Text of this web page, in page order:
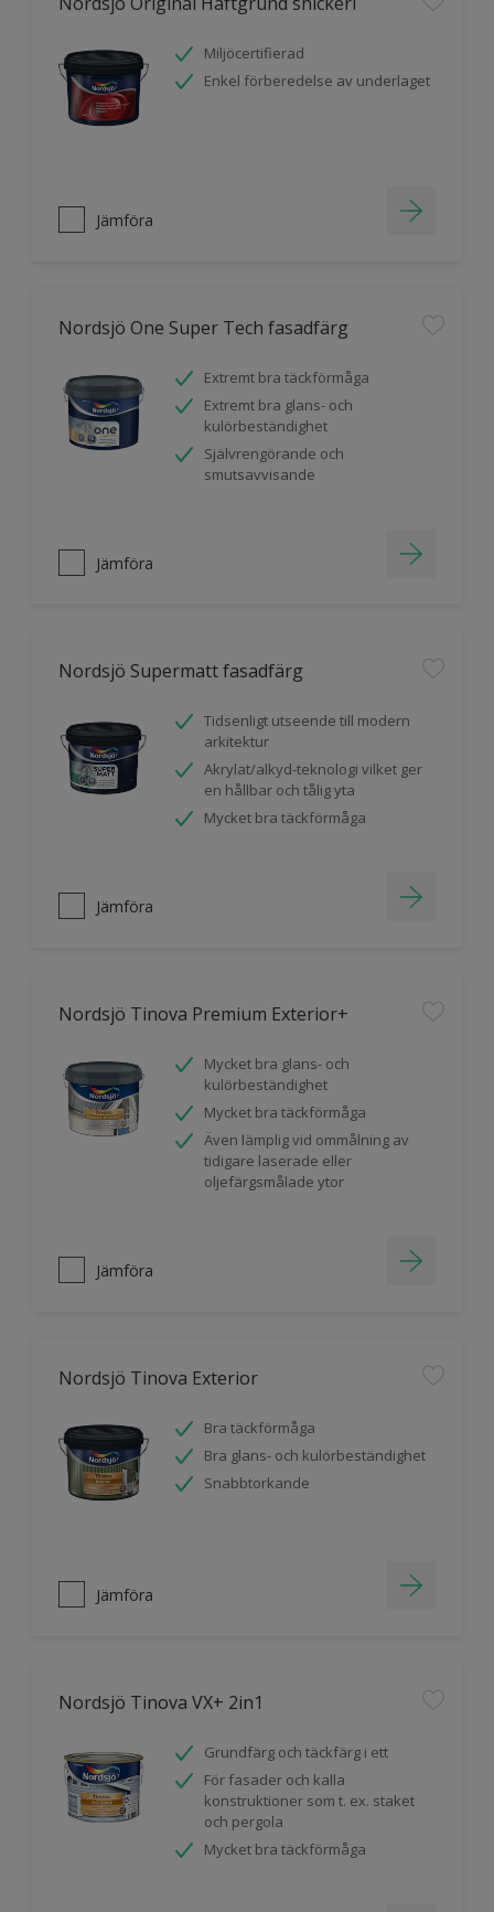
Miljöcertifierad
Enkel förberedelse av underlaget
Jämföra
Nordsjö One Super Tech fasadfärg
Extremt bra täckförmåga
Extremt bra glans- och
kulörbeständighet
Självrengörande och
smutsavvisande
Jämföra
Nordsjö Supermatt fasadfärg
Tidsenligt utseende till modern
arkitektur
Akrylat/alkyd-teknologi vilket ger
en hållbar och tålig yta
Mycket bra täckförmåga
Jämföra
Nordsjö Tinova Premium Exterior+
Mycket bra glans- och
kulörbeständighet
Mycket bra täckförmåga
Även lämplig vid ommålning av
tidigare laserade eller
oljefärgsmålade ytor
Jämföra
Nordsjö Tinova Exterior
Bra täckförmåga
Bra glans- och kulörbeständighet
Snabbtorkande
Jämföra
Nordsjö Tinova VX+ 2in1
Grundfärg och täckfärg i ett
För fasader och kalla
konstruktioner som t. ex. staket
och pergola
Mycket bra täckförmåga